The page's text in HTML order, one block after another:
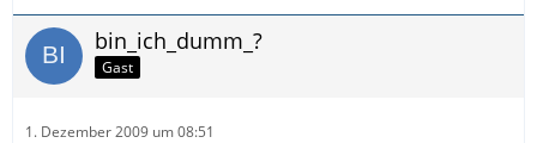
bin_ich_dumm_?
Gast
1. Dezember 2009 um 08:51